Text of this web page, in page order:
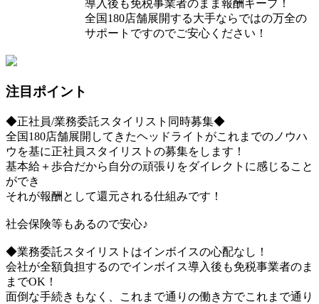
導入後も免税事業者のまま報酬キープ！
全国180店舗展開する大手ならではの万全の
サポートですのでご安心ください！
注目ポイント
◆正社員/業務委託スタイリスト同時募集◆
全国180店舗展開してきたヘッドライトがこれまでのノウハ
ウを基に正社員スタイリストの募集をします！
基本給＋歩合だから自分の頑張りをダイレクトに感じること
ができ
それが報酬として還元される仕組みです！
社会保険等もあるので安心♪
◆業務委託スタイリストはインボイスの心配なし！
会社が全額負担するのでインボイス導入後も免税事業者のま
までOK！
面倒な手続きもなく、これまで通りの働き方でこれまで通り